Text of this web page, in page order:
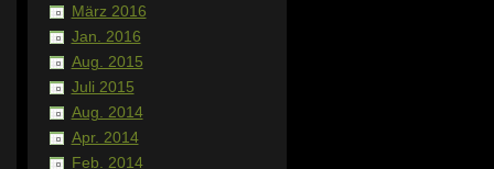
März 2016
Jan. 2016
Aug. 2015
Juli 2015
Aug. 2014
Apr. 2014
Feb. 2014